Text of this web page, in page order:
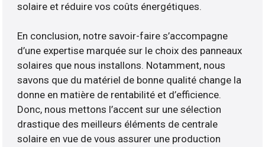
solaire et réduire vos coûts énergétiques.
En conclusion, notre savoir-faire s’accompagne
d’une expertise marquée sur le choix des panneaux
solaires que nous installons. Notamment, nous
savons que du matériel de bonne qualité change la
donne en matière de rentabilité et d’efficience.
Donc, nous mettons l’accent sur une sélection
drastique des meilleurs éléments de centrale
solaire en vue de vous assurer une production